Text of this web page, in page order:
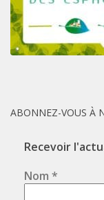
ABONNEZ-VOUS À
Recevoir
Nom *